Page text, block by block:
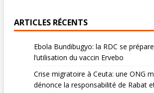
ARTICLES RÉCENTS
Ebola Bundibugyo: la RDC se
l’utilisation du vaccin Ervebo
Crise migratoire à Ceuta: une ONG
dénonce la responsabilité de Rabat